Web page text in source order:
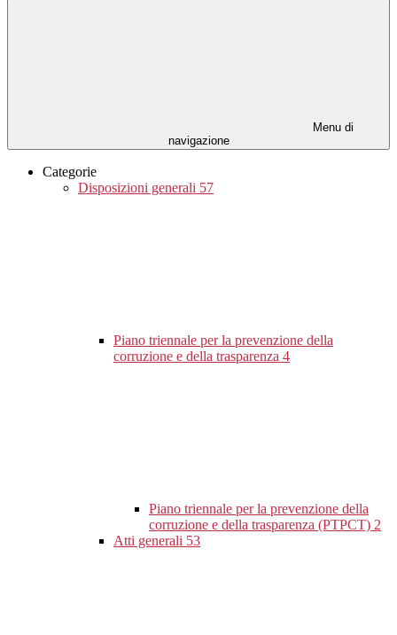
Menu di
navigazione
Categorie
Disposizioni generali 57
Piano triennale per la prevenzione della
corruzione e della trasparenza 4
Piano triennale per la prevenzione della
corruzione e della trasparenza (PTPCT) 2
Atti generali 53